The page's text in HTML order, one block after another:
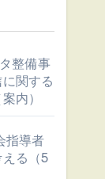
整備事
関する
内）
指導者
る（5